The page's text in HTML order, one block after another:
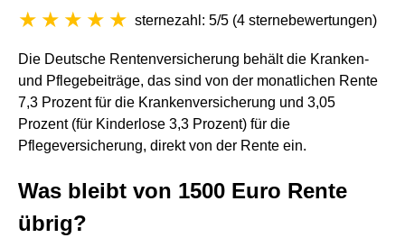
sternezahl: 5/5 (4 sternebewertungen)
Die Deutsche Rentenversicherung behält die Kranken-
und Pflegebeiträge, das sind von der monatlichen Rente
7,3 Prozent für die Krankenversicherung und 3,05
Prozent (für Kinderlose 3,3 Prozent) für die
Pflegeversicherung, direkt von der Rente ein.
Was bleibt von 1500 Euro Rente
übrig?